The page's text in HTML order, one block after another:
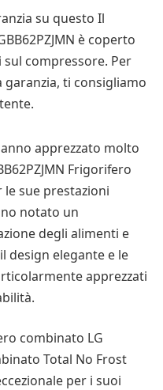
su questo Il
è coperto
sul compressore. Per
ti consigliamo
apprezzato molto
Frigorifero
le sue prestazioni
notato un
degli alimenti e
design elegante e le
apprezzati
combinato LG
Total No Frost
per i suoi